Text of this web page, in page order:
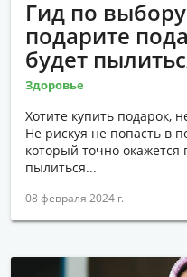
Гид по
подарите
будет
Здоровье
Хотите купить подарок,
Не рискуя не попасть в
который точно окажется
пылиться...
08 февраля 2024 г.